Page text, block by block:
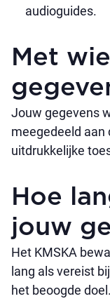
audioguides.
Met
Jouw gegevens
meegedeeld aan
uitdrukkelijke
Hoe
jouw
Het KMSKA
lang als vereist
het beoogde